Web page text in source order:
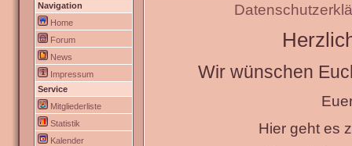
Navigation
Home
Forum
News
Impressum
Service
Mitgliederliste
Statistik
Kalender
Wir wünschen
Hier geht es